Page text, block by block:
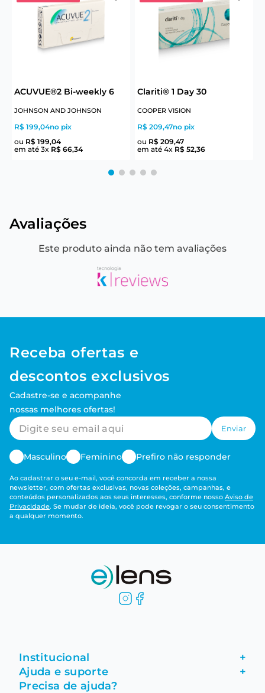
ACUVUE®2 Bi-weekly 6
JOHNSON AND JOHNSON
R$ 199,04no pix
ou R$ 199,04
em até 3x R$ 66,34
Clariti® 1 Day 30
COOPER VISION
R$ 209,47no pix
ou R$ 209,47
em até 4x R$ 52,36
Avaliações
Este produto ainda não tem avaliações
Receba ofertas e
descontos exclusivos
Cadastre-se e acompanhe
nossas melhores ofertas!
Enviar
Masculino Feminino Prefiro não responder
Ao cadastrar o seu e-mail, você concorda em receber a nossa
newsletter, com ofertas exclusivas, novas coleções, campanhas, e
conteúdos personalizados aos seus interesses, conforme nosso Aviso de
Privacidade. Se mudar de ideia, você pode revogar o seu consentimento
a qualquer momento.
Institucional +
Fale conosco
Ajuda e suporte +
Precisa de ajuda?